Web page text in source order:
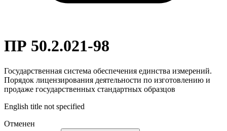
ПР 50.2.021-98
Государственная система обеспечения единства измерений.
Порядок лицензирования деятельности по изготовлению и
продаже государственных стандартных образцов
English title not specified
Отменен